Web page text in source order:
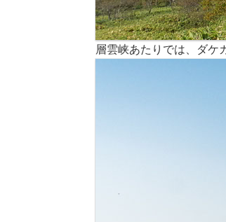
層雲峡あたりでは、ダケ